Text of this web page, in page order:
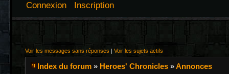
Connexion Inscription
Voir les messages sans réponses | Voir les sujets actifs
Index du forum » Heroes' Chronicles »Annonces